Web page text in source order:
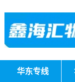
华东专线